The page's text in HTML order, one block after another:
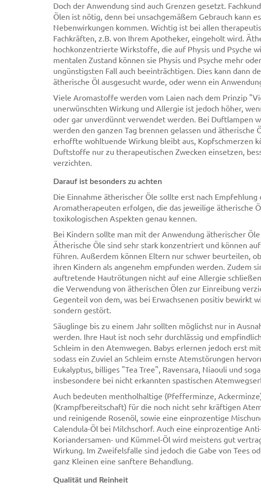
Doch der Anwendung sind auch Grenzen gesetzt.
Ölen ist nötig, denn bei unsachgemäßem Gebrauch kann
Nebenwirkungen kommen. Wichtig ist bei allen
Fachkräften, z.B. von Ihrem Apotheker, eingeholt wird.
hochkonzentrierte Wirkstoffe, die auf Physis und Psyche
mentalen Zustand können sie Physis und Psyche mehr
ungünstigsten Fall auch beeinträchtigen. Dies kann dann
ätherische Öl ausgesucht wurde, oder wenn ein
Viele Aromastoffe werden vom Laien nach dem Prinzip
unerwünschten Wirkung und Allergie ist jedoch höher,
oder gar unverdünnt verwendet werden. Bei Duftlampen
werden den ganzen Tag brennen gelassen und
erhoffte wohltuende Wirkung bleibt aus, Kopfschmerzen
Duftstoffe nur zu therapeutischen Zwecken einsetzen,
verzichten.
Darauf ist besonders zu achten
Die Einnahme ätherischer Öle sollte erst nach
Aromatherapeuten erfolgen, die das jeweilige ätherische
toxikologischen Aspekten genau kennen.
Bei Kindern sollte man mit der Anwendung ätherischer
Ätherische Öle sind sehr stark konzentriert und können
führen. Außerdem können Eltern nur schwer beurteilen,
ihren Kindern als angenehm empfunden werden. Zudem
auftretende Hautrötungen nicht auf eine Allergie
die Verwendung von ätherischen Ölen zur Einreibung
Gegenteil von dem, was bei Erwachsenen positiv bewirkt
sondern gestört.
Säuglinge bis zu einem Jahr sollten möglichst nur in
werden. Ihre Haut ist noch sehr durchlässig und
Schleim in den Atemwegen. Babys erlernen jedoch erst
sodass ein Zuviel an Schleim ernste Atemstörungen
Eukalyptus, billiges "Tea Tree", Ravensara, Niaouli und
insbesondere bei nicht erkannten spastischen
Auch bedeuten mentholhaltige (Pfefferminze,
(Krampfbereitschaft) für die noch nicht sehr kräftigen
und reinigende Rosenöl, sowie eine einprozentige
Calendula-Öl bei Milchschorf. Auch eine einprozentige
Koriandersamen- und Kümmel-Öl wird meistens gut
Wirkung. Im Zweifelsfalle sind jedoch die Gabe von Tees
ganz Kleinen eine sanftere Behandlung.
Qualität und Reinheit